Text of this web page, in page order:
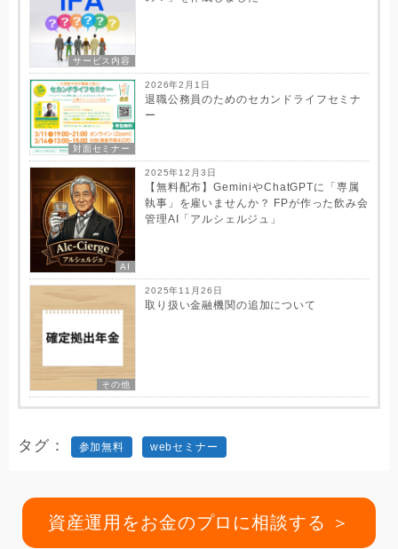
サービス内容
対面セミナー
2026年2月1日
退職公務員のためのセカンドライフセミナ
ー
AI
2025年12月3日
【無料配布】GeminiやChatGPTに「専属
執事」を雇いませんか？ FPが作った飲み会
管理AI「アルシェルジュ」
その他
2025年11月26日
取り扱い金融機関の追加について
タグ 参加無料 webセミナー
資産運用をお金のプロに相談する ＞